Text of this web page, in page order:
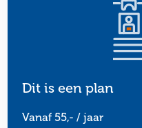
Dit is een plan
Vanaf 55,- / jaar